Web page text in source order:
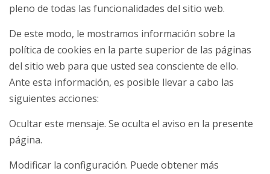
pleno de todas las funcionalidades del sitio web.
De este modo, le mostramos información sobre la
política de cookies en la parte superior de las páginas
del sitio web para que usted sea consciente de ello.
Ante esta información, es posible llevar a cabo las
siguientes acciones:
Ocultar este mensaje. Se oculta el aviso en la presente
página.
Modificar la configuración. Puede obtener más